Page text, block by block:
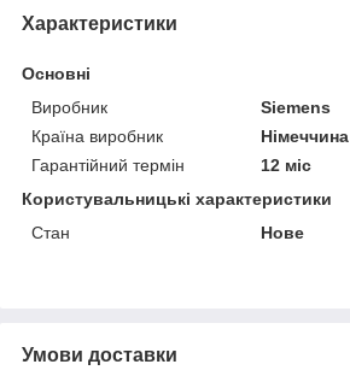
Характеристики
Основні
Виробник
Siemens
Країна виробник
Німеччина
Гарантійний термін
12 міс
Користувальницькі характеристики
Стан
Нове
Умови доставки